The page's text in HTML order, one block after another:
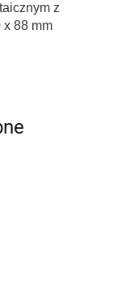
z
x 88 mm